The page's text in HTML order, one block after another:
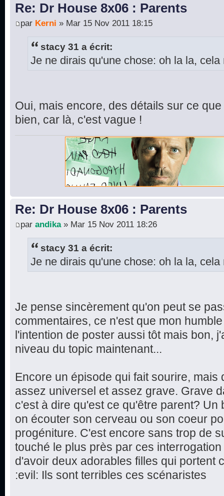
Re: Dr House 8x06 : Parents
par Kerni » Mar 15 Nov 2011 18:15
stacy 31 a écrit:
Je ne dirais qu'une chose: oh la la,
Oui, mais encore, des détails sur ce
bien, car là, c'est vague !
Re: Dr House 8x06 : Parents
par andika» Mar 15 Nov 2011 18:26
stacy 31 a écrit:
Je ne dirais qu'une chose: oh la la,
Je pense sincèrement qu'on peut se
commentaires, ce n'est que mon
l'intention de poster aussi tôt mais bon,
niveau du topic maintenant...
Encore un épisode qui fait sourire, mais
assez universel et assez grave. Grave
c'est à dire qu'est ce qu'être parent? Un
on écouter son cerveau ou son coeur
progéniture. C'est encore sans trop de
touché le plus près par ces
d'avoir deux adorables filles qui portent
:evil: Ils sont terribles ces scénaristes